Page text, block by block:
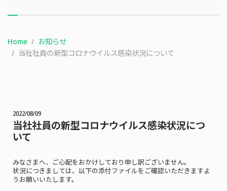
Home
お知らせ
当社社員の新型コロナウイルス感染状況について
2022/08/09
当社社員の新型コロナウイルス感染状況につ
いて
みなさまへ、ご心配をおかけしており申し訳ございません。
状況につきましては、以下の添付ファイルをご確認いただきますよ
うお願いいたします。